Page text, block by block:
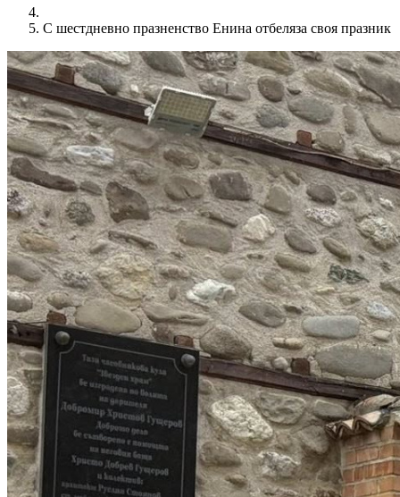
С шестдневно празненство Енина отбеляза своя празник